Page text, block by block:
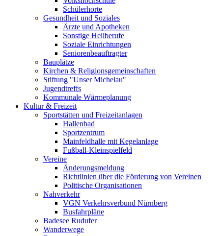
Schülerhorte
Gesundheit und Soziales
Ärzte und Apotheken
Sonstige Heilberufe
Soziale Einrichtungen
Seniorenbeauftragter
Bauplätze
Kirchen & Religionsgemeinschaften
Stiftung "Unser Michelau"
Jugendtreffs
Kommunale Wärmeplanung
Kultur & Freizeit
Sportstätten und Freizeitanlagen
Hallenbad
Sportzentrum
Mainfeldhalle mit Kegelanlage
Fußball-Kleinspielfeld
Vereine
Änderungsmeldung
Richtlinien über die Förderung von Vereinen
Politische Organisationen
Nahverkehr
VGN Verkehrsverbund Nürnberg
Busfahrpläne
Badesee Rudufer
Wanderwege